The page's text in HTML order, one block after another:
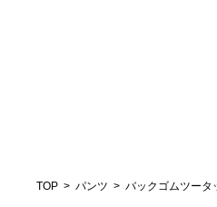
TOP パンツ バックゴムツータ